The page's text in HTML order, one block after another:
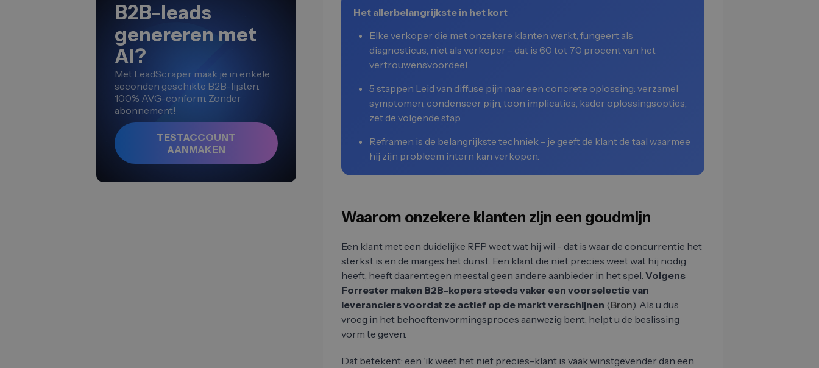
B2B-leads
genereren met
AI?
Met LeadScraper maak je in enkele
seconden geschikte B2B-lijsten.
100% AVG-conform. Zonder
abonnement!
TESTACCOUNT
AANMAKEN
Het allerbelangrijkste in het kort
Elke verkoper die met onzekere klanten werkt, fungeert als
diagnosticus, niet als verkoper - dat is 60 tot 70 procent van het
vertrouwensvoordeel.
5 stappen Leid van diffuse pijn naar een concrete oplossing: verzamel
symptomen, condenseer pijn, toon implicaties, kader oplossingsopties,
zet de volgende stap.
Reframen is de belangrijkste techniek - je geeft de klant de taal waarmee
hij zijn probleem intern kan verkopen.
Waarom onzekere klanten zijn een goudmijn
Een klant met een duidelijke RFP weet wat hij wil - dat is waar de concurrentie het
sterkst is en de marges het dunst. Een klant die niet precies weet wat hij nodig
heeft, heeft daarentegen meestal geen andere aanbieder in het spel. Volgens
Forrester maken B2B-kopers steeds vaker een voorselectie van
leveranciers voordat ze actief op de markt verschijnen (Bron). Als u dus
vroeg in het behoeftenvormingsproces aanwezig bent, helpt u de beslissing
vorm te geven.
Dat betekent: een ‘ik weet het niet precies’-klant is vaak winstgevender dan een